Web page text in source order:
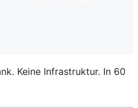
Keine Infrastruktur. In 60